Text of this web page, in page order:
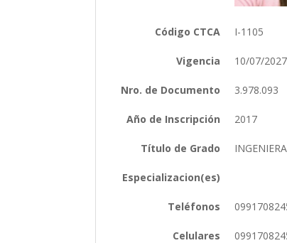
Código CTCA I-1105
Vigencia 10/07/2027
Nro. de Documento 3.978.093
Año de Inscripción 2017
Título de Grado
Especializacion(es)
Teléfonos
Celulares